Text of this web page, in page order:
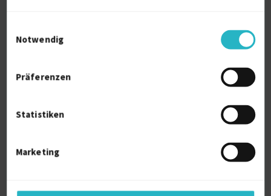
Notwendig
Präferenzen
Statistiken
Marketing
Coach, Facilitator, Trainerin & kreative
Recruitment Beratung
3 J. Eigenmotivation 1 J.